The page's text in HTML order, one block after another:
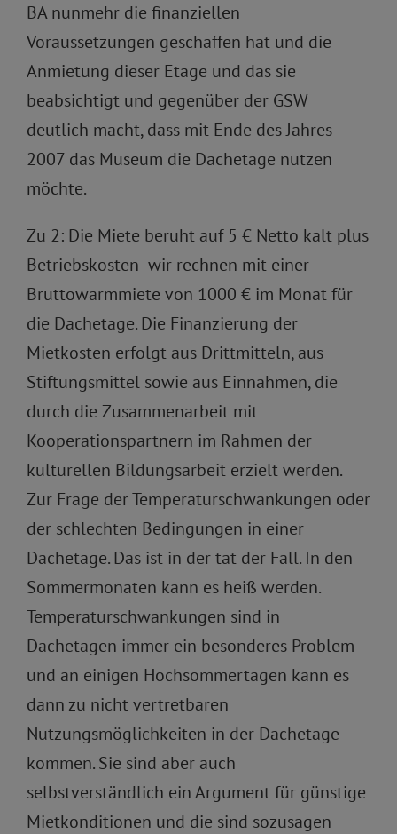
BA nunmehr die finanziellen
Voraussetzungen geschaffen hat und die
Anmietung dieser Etage und das sie
beabsichtigt und gegenüber der GSW
deutlich macht, dass mit Ende des Jahres
2007 das Museum die Dachetage nutzen
möchte.
Zu 2: Die Miete beruht auf 5 € Netto kalt plus
Betriebskosten- wir rechnen mit einer
Bruttowarmmiete von 1000 € im Monat für
die Dachetage. Die Finanzierung der
Mietkosten erfolgt aus Drittmitteln, aus
Stiftungsmittel sowie aus Einnahmen, die
durch die Zusammenarbeit mit
Kooperationspartnern im Rahmen der
kulturellen Bildungsarbeit erzielt werden.
Zur Frage der Temperaturschwankungen oder
der schlechten Bedingungen in einer
Dachetage. Das ist in der tat der Fall. In den
Sommermonaten kann es heiß werden.
Temperaturschwankungen sind in
Dachetagen immer ein besonderes Problem
und an einigen Hochsommertagen kann es
dann zu nicht vertretbaren
Nutzungsmöglichkeiten in der Dachetage
kommen. Sie sind aber auch
selbstverständlich ein Argument für günstige
Mietkonditionen und die sind sozusagen